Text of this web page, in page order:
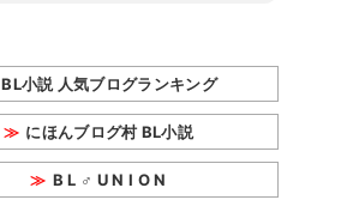
BL小説 人気ブログランキング
にほんブログ村 BL小説
B L ♂ U N I O N